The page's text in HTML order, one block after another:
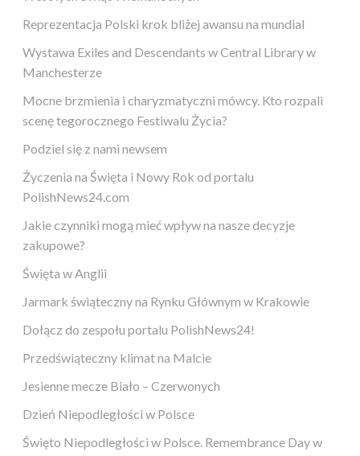
Reprezentacja Polski krok bliżej awansu na mundial
Wystawa Exiles and Descendants w Central Library w
Manchesterze
Mocne brzmienia i charyzmatyczni mówcy. Kto rozpali
scenę tegorocznego Festiwalu Życia?
Podziel się z nami newsem
Życzenia na Święta i Nowy Rok od portalu
PolishNews24.com
Jakie czynniki mogą mieć wpływ na nasze decyzje
zakupowe?
Święta w Anglii
Jarmark świąteczny na Rynku Głównym w Krakowie
Dołącz do zespołu portalu PolishNews24!
Przedświąteczny klimat na Malcie
Jesienne mecze Biało – Czerwonych
Dzień Niepodległości w Polsce
Święto Niepodległości w Polsce. Remembrance Day w